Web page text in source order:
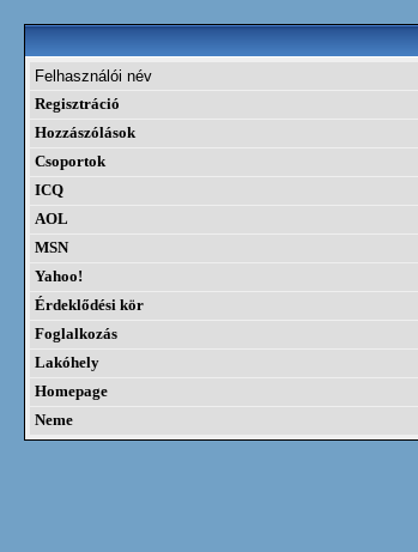
Felhasználói név
Regisztráció
Hozzászólások
Csoportok
ICQ
AOL
MSN
Yahoo!
Érdeklődési kör
Foglalkozás
Lakóhely
Homepage
Neme